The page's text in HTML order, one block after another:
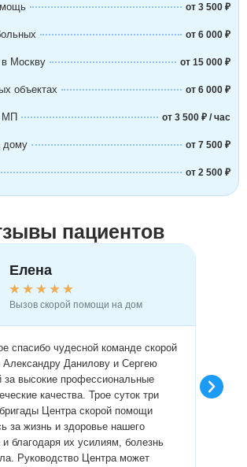
от 3 500 ₽
от 6 000 ₽
Москву от 15 000 ₽
объектах от 6 000 ₽
МП от 3 500 ₽ / час
дому от 7 500 ₽
от 2 500 ₽
пациентов
Елена
★ ★ ★ ★ ★
Вызов скорой помощи на дом
спасибо чудесной команде скорой
Данилову и Сергею
за высокие профессиональные
качества. Трое суток три
Центра скорой помощи
за жизнь и здоровье нашего
и благодаря их усилиям, болезнь
Руководство Центра может